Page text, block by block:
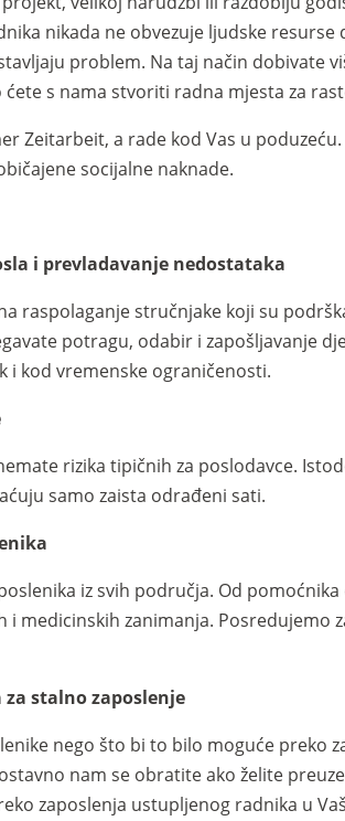
nikada ne obvezuje ljudske
problem. Na taj način dobivate
s nama stvoriti radna mjesta za
Zeitarbeit, a rade kod Vas u
socijalne naknade.
i prevladavanje nedostataka
raspolaganje stručnjake koji su
potragu, odabir i zapošljavanje
i kod vremenske ograničenosti.
rizika tipičnih za poslodavce.
samo zaista odrađeni sati.
iz svih područja. Od
medicinskih zanimanja. Posredujemo
stalno zaposlenje
nego što bi to bilo moguće preko
nam se obratite ako želite
zaposlenja ustupljenog radnika u